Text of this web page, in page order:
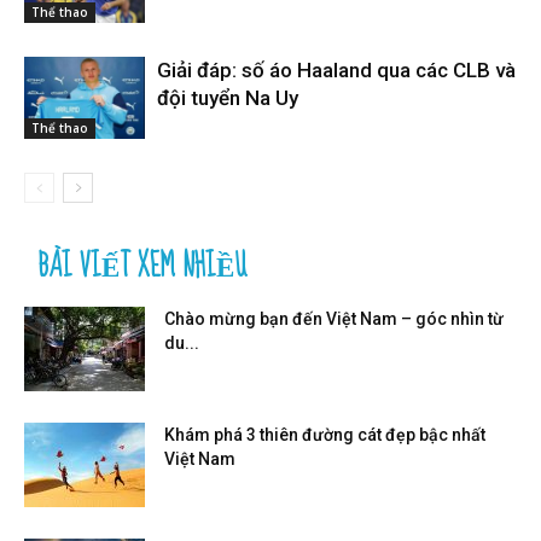
Thể thao
Thể thao
Giải đáp: số áo Haaland qua các CLB và
đội tuyển Na Uy
BÀI VIẾT XEM NHIỀU
Chào mừng bạn đến Việt Nam – góc nhìn từ
du...
Khám phá 3 thiên đường cát đẹp bậc nhất
Việt Nam